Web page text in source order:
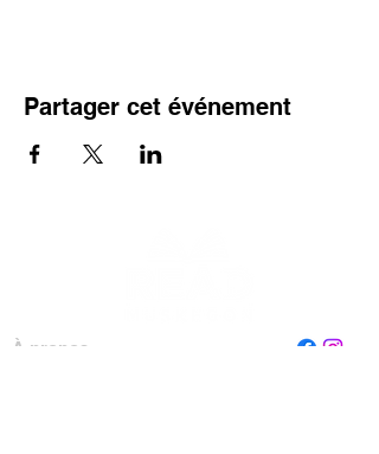
Partager cet événement
À propos